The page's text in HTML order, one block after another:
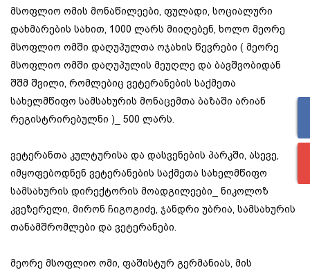
მსოფლიო ომის მონაწილეები, ფულადი, სოციალური
დახმარების სახით, 1000 ლარს მიიღებენ, ხოლო მეორე
მსოფლიო ომში დაღუპულთა ოჯახის წევრები ( მეორე
მსოფლიო ომში დაღუპულის მეუღლე და ბავშვობიდან
შშმ შვილი, რომლებიც ვეტერანების საქმეთა
სახელმწიფო სამსახურის მონაცემთა ბაზაში არიან
რეგისტრირებულნი )_ 500 ლარს.
ვეტერანთა კულტურისა და დასვენების პარკში, ასევე,
იმყოფებოდნენ ვეტერანების საქმეთა სახელმწიფო
სამსახურის დირექტორის მოადგილეები_ ნიკოლოზ
კვეზერელი, მირონ ჩიგოგიძე, ჯანდრი უბრია, სამსახურის
თანამშრომლები და ვეტერანები.
მეორე მსოფლიო ომი, ფაშისტურ გერმანიას, მის